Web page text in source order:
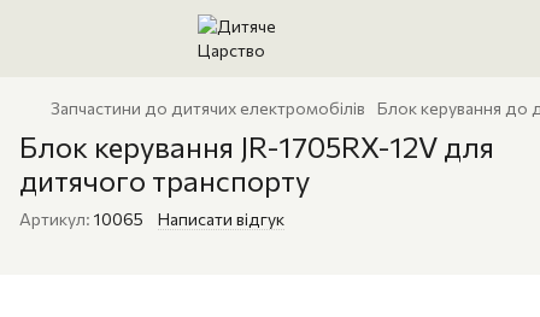
Запчастини до дитячих електромобілів Блок керування до
Блок керування JR-1705RX-12V для
дитячого транспорту
Артикул: 10065 Написати відгук